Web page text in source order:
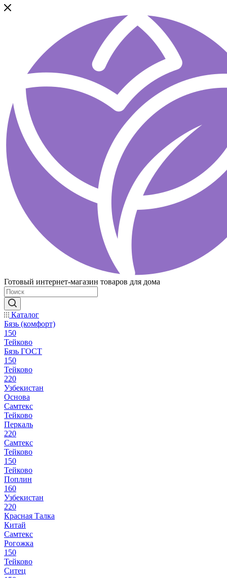
Готовый интернет-магазин товаров для дома
Каталог
Бязь (комфорт)
150
Тейково
Бязь ГОСТ
150
Тейково
220
Узбекистан
Основа
Самтекс
Тейково
Перкаль
220
Самтекс
Тейково
150
Тейково
Поплин
160
Узбекистан
220
Красная Талка
Китай
Самтекс
Рогожка
150
Тейково
Ситец